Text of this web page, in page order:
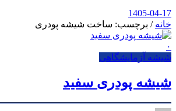
1405-04-17
خانه / برچسب: ساخت شیشه پودری
۰
شیشه آزمایشگاهی
شیشه پودری سفید